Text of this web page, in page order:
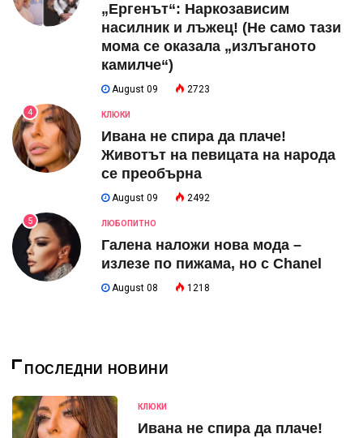
„Ергенът“: Наркозависим
насилник и лъжец! (Не само тази
мома се оказала „излъганото
камилче“)
August 09 2723
4 КЛЮКИ
Ивана не спира да плаче!
Животът на певицата на народа
се преобърна
August 09 2492
5 ЛЮБОПИТНО
Галена наложи нова мода –
излезе по пижама, но с Chanel
August 08 1218
ПОСЛЕДНИ НОВИНИ
КЛЮКИ
Ивана не спира да плаче!